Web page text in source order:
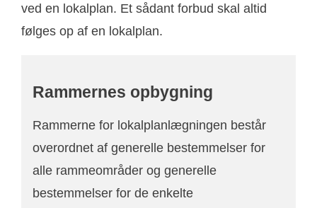
ved en lokalplan. Et sådant forbud skal altid
følges op af en lokalplan.
Rammernes opbygning
Rammerne for lokalplanlægningen består
overordnet af generelle bestemmelser for
alle rammeområder og generelle
bestemmelser for de enkelte